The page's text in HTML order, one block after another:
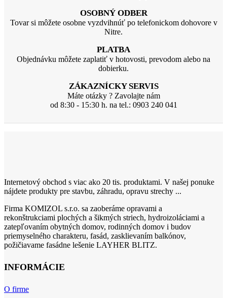
OSOBNÝ ODBER
Tovar si môžete osobne vyzdvihnúť po telefonickom dohovore v
Nitre.
PLATBA
Objednávku môžete zaplatiť v hotovosti, prevodom alebo na
dobierku.
ZÁKAZNÍCKY SERVIS
Máte otázky ? Zavolajte nám
od 8:30 - 15:30 h. na tel.: 0903 240 041
Internetový obchod s viac ako 20 tis. produktami. V našej ponuke
nájdete produkty pre stavbu, záhradu, opravu strechy ...
Firma KOMIZOL s.r.o. sa zaoberáme opravami a
rekonštrukciami plochých a šikmých striech, hydroizoláciami a
zatepľovaním obytných domov, rodinných domov i budov
priemyselného charakteru, fasád, zasklievaním balkónov,
požičiavame fasádne lešenie LAYHER BLITZ.
INFORMÁCIE
O firme